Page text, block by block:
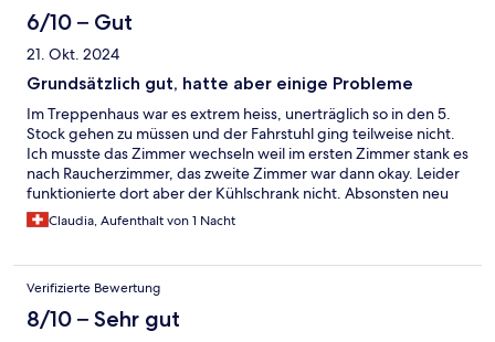
6/10 – Gut
21. Okt. 2024
Grundsätzlich gut, hatte aber einige Probleme
Im Treppenhaus war es extrem heiss, unerträglich so in den 5.
Stock gehen zu müssen und der Fahrstuhl ging teilweise nicht.
Ich musste das Zimmer wechseln weil im ersten Zimmer stank es
nach Raucherzimmer, das zweite Zimmer war dann okay. Leider
funktionierte dort aber der Kühlschrank nicht. Absonsten neu
und modern, Tramhaltestelle in der Nähe.
Claudia, Aufenthalt von 1 Nacht
Verifizierte Bewertung
8/10 – Sehr gut